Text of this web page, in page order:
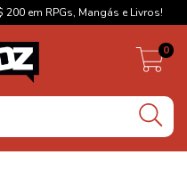
em RPGs, Mangás e Livros!
0